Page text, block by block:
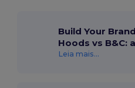
Build Your
Hoods vs B&C:
Leia mais...